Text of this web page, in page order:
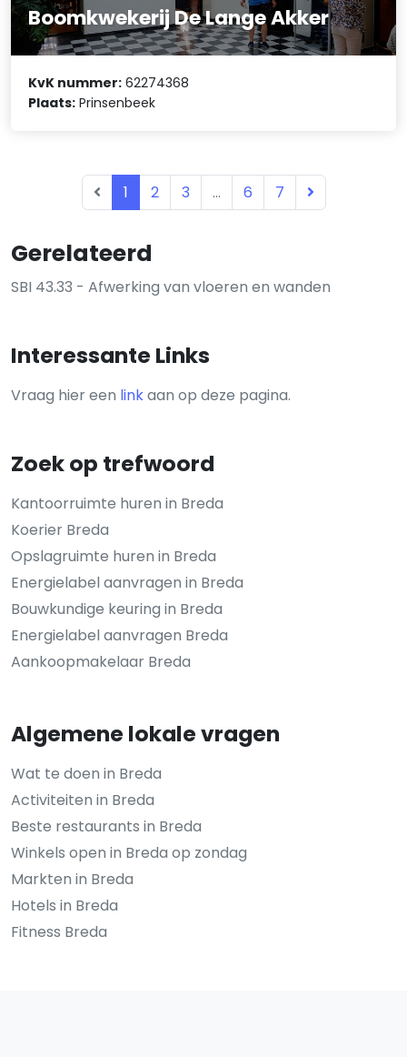
Gerelateerd
SBI 43.33 - Afwerking van vloeren en wanden
Interessante Links
Vraag hier een linkaan op deze pagina.
Zoek op trefwoord
Kantoorruimte huren in Breda
Koerier Breda
Opslagruimte huren in Breda
Energielabel aanvragen in Breda
Bouwkundige keuring in Breda
Energielabel aanvragen Breda
Aankoopmakelaar Breda
Algemene lokale vragen
Wat te doen in Breda
Activiteiten in Breda
Beste restaurants in Breda
Winkels open in Breda op zondag
Markten in Breda
Hotels in Breda
Fitness Breda
Boomkwekerij De Lange Akker
KvK nummer: 62274368
Plaats: Prinsenbeek
1 2 3 ... 6 7